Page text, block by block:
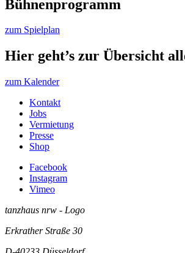
Bühnenprogramm
zum Spielplan
Hier geht’s zur Übersicht
zum Kalender
Kontakt
Jobs
Vermietung
Presse
Shop
Facebook
Instagram
Vimeo
tanzhaus nrw - Logo
Erkrather Straße 30